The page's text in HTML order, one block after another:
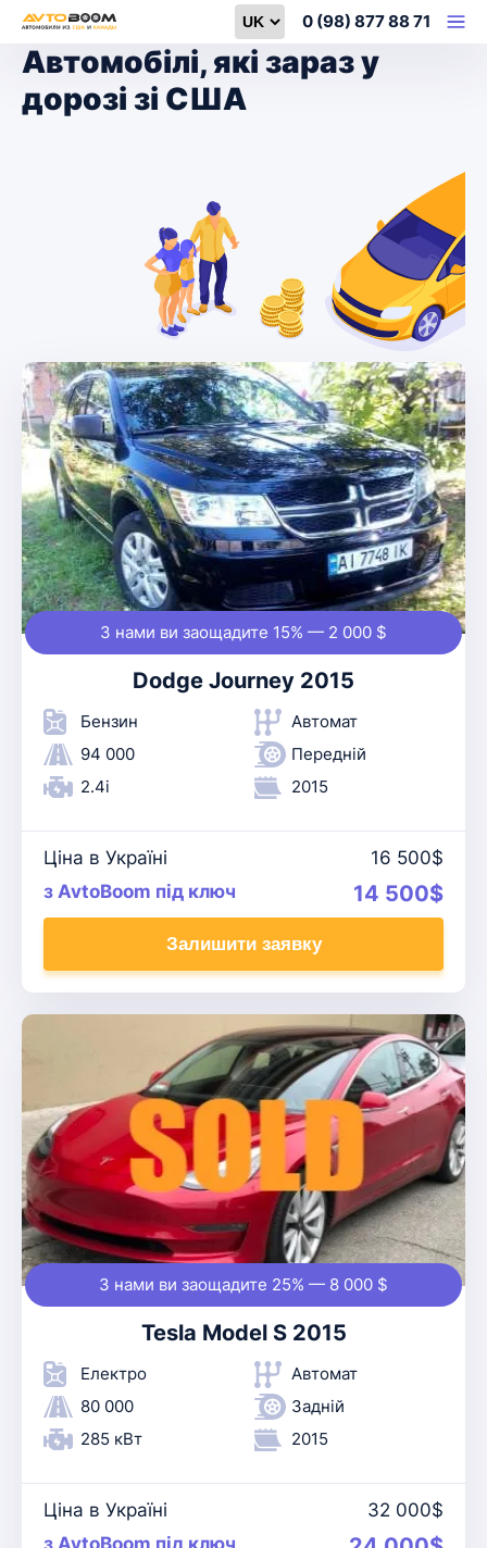
Select language
0 (98) 877 88 71
Автомобілі, які зараз у
дорозі зі США
З нами ви заощадите 15% — 2 000 $
Dodge Journey 2015
Бензин
94 000
2.4i
Автомат
Передній
2015
Ціна в Україні
16 500$
з AvtoBoom під ключ
14 500$
Залишити заявку
З нами ви заощадите 25% — 8 000 $
Tesla Model S 2015
Електро
80 000
285 кВт
Автомат
Задній
2015
Ціна в Україні
32 000$
з AvtoBoom під ключ